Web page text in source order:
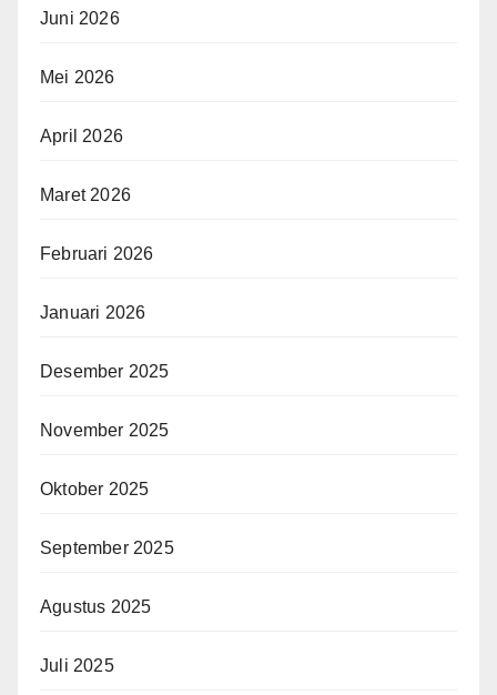
Juni 2026
Mei 2026
April 2026
Maret 2026
Februari 2026
Januari 2026
Desember 2025
November 2025
Oktober 2025
September 2025
Agustus 2025
Juli 2025